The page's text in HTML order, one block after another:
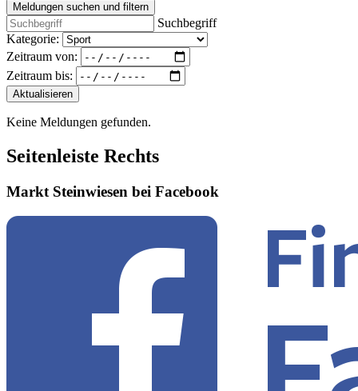
Meldungen suchen und filtern
Suchbegriff
Kategorie:
Zeitraum von:
Zeitraum bis:
Aktualisieren
Keine Meldungen gefunden.
Seitenleiste Rechts
Markt Steinwiesen bei Facebook